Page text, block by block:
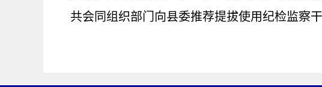
共会同组织部门向县委推荐提拔使用纪检监察